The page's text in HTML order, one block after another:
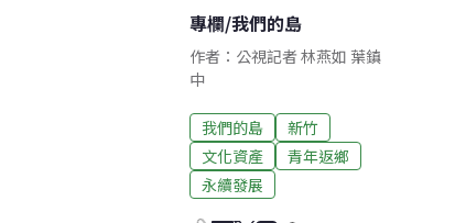
專欄/我們的島
作者：公視記者 林燕如 葉鎮
中
我們的島
新竹
文化資產
青年返鄉
永續發展